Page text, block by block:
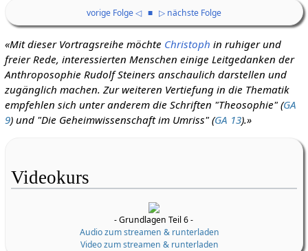
vorige Folge ◁ ■ ▷ nächste Folge
«Mit dieser Vortragsreihe möchte Christoph in ruhiger und
freier Rede, interessierten Menschen einige Leitgedanken der
Anthroposophie Rudolf Steiners anschaulich darstellen und
zugänglich machen. Zur weiteren Vertiefung in die Thematik
empfehlen sich unter anderem die Schriften "Theosophie" (GA
9) und "Die Geheimwissenschaft im Umriss" (GA 13).»
Videokurs
- Grundlagen Teil 6 -
Audio zum streamen & runterladen
Video zum streamen & runterladen